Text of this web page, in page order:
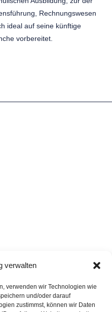
verwalten
verwenden wir Technologien wie
und/oder darauf
zustimmst, können wir Daten
Rechnungswesen
ideal auf seine künftige
vorbereitet.